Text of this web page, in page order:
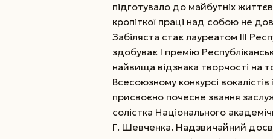
підготувало до майбутніх
кропіткої праці над собою не
Забіляста стає лауреатом ІІІ
здобуває І премію
найвища відзнака творчості на
Всесоюзному конкурсі вокалістів
присвоєно почесне звання
солістка Національного
Г. Шевченка. Надзвичайний